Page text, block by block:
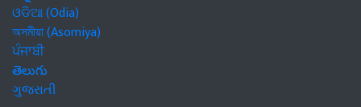
ଓଡିଆ (Odia)
অসমীয়া (Asomiya)
ਪੰਜਾਬੀ
తెలుగు
ગુજરાતી